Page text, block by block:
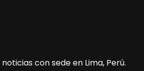
con sede en Lima, Perú.